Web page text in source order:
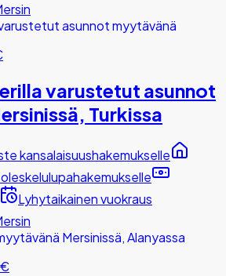
varustetut asunnot
Turkissa
kansalaisuushakemukselle
Lyhytaikainen vuokraus